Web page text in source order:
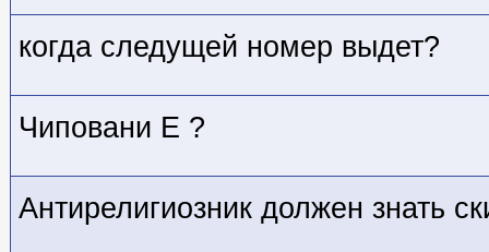
когда следущей номер выдет?
Чиповани Е ?
Антирелигиозник должен знать